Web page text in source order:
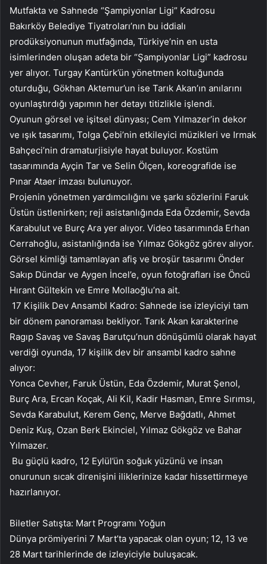
Mutfakta ve Sahnede “Şampiyonlar Ligi” Kadrosu
Bakırköy Belediye Tiyatroları’nın bu iddialı
prodüksiyonunun mutfağında, Türkiye’nin en usta
isimlerinden oluşan adeta bir “Şampiyonlar Ligi” kadrosu
yer alıyor. Turgay Kantürk’ün yönetmen koltuğunda
oturduğu, Gökhan Aktemur’un ise Tarık Akan’ın anılarını
oyunlaştırdığı yapımın her detayı titizlikle işlendi.
Oyunun görsel ve işitsel dünyası; Cem Yılmazer’in dekor
ve ışık tasarımı, Tolga Çebi’nin etkileyici müzikleri ve Irmak
Bahçeci’nin dramaturjisiyle hayat buluyor. Kostüm
tasarımında Ayçin Tar ve Selin Ölçen, koreografide ise
Pınar Ataer imzası bulunuyor.
Projenin yönetmen yardımcılığını ve şarkı sözlerini Faruk
Üstün üstlenirken; reji asistanlığında Eda Özdemir, Sevda
Karabulut ve Burç Ara yer alıyor. Video tasarımında Erhan
Cerrahoğlu, asistanlığında ise Yılmaz Gökgöz görev alıyor.
Görsel kimliği tamamlayan afiş ve broşür tasarımı Önder
Sakıp Dündar ve Aygen İncel’e, oyun fotoğrafları ise Öncü
Hırant Gültekin ve Emre Mollaoğlu’na ait.
17 Kişilik Dev Ansambl Kadro: Sahnede ise izleyiciyi tam
bir dönem panoraması bekliyor. Tarık Akan karakterine
Ragıp Savaş ve Savaş Barutçu’nun dönüşümlü olarak hayat
verdiği oyunda, 17 kişilik dev bir ansambl kadro sahne
alıyor:
Yonca Cevher, Faruk Üstün, Eda Özdemir, Murat Şenol,
Burç Ara, Ercan Koçak, Ali Kil, Kadir Hasman, Emre Sırımsı,
Sevda Karabulut, Kerem Genç, Merve Bağdatlı, Ahmet
Deniz Kuş, Ozan Berk Ekinciel, Yılmaz Gökgöz ve Bahar
Yılmazer.
Bu güçlü kadro, 12 Eylül’ün soğuk yüzünü ve insan
onurunun sıcak direnişini iliklerinize kadar hissettirmeye
hazırlanıyor.
Biletler Satışta: Mart Programı Yoğun
Dünya prömiyerini 7 Mart’ta yapacak olan oyun; 12, 13 ve
28 Mart tarihlerinde de izleyiciyle buluşacak.